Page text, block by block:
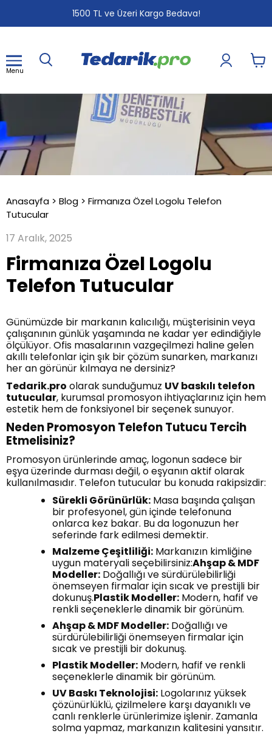
1500 TL ve Üzeri Kargo Bedava!
1 2
Menu
Anasayfa > Blog > Firmanıza Özel Logolu Telefon
Tutucular
17 Aralık, 2025
Firmanıza Özel Logolu
Telefon Tutucular
Günümüzde bir markanın kalıcılığı, müşterisinin veya
çalışanının günlük yaşamında ne kadar yer edindiğiyle
ölçülüyor. Ofis masalarının vazgeçilmezi haline gelen
akıllı telefonlar için şık bir çözüm sunarken, markanızı
her an görünür kılmaya ne dersiniz?
Tedarik.pro olarak sunduğumuz UV baskılı telefon
tutucular, kurumsal promosyon ihtiyaçlarınız için hem
estetik hem de fonksiyonel bir seçenek sunuyor.
Neden Promosyon Telefon Tutucu Tercih
Etmelisiniz?
Promosyon ürünlerinde amaç, logonun sadece bir
eşya üzerinde durması değil, o eşyanın aktif olarak
kullanılmasıdır. Telefon tutucular bu konuda rakipsizdir:
Sürekli Görünürlük: Masa başında çalışan
bir profesyonel, gün içinde telefonuna
onlarca kez bakar. Bu da logonuzun her
seferinde fark edilmesi demektir.
Malzeme Çeşitliliği: Markanızın kimliğine
uygun materyali seçebilirsiniz:Ahşap & MDF
Modeller: Doğallığı ve sürdürülebilirliği
önemseyen firmalar için sıcak ve prestijli bir
dokunuş.Plastik Modeller: Modern, hafif ve
renkli seçeneklerle dinamik bir görünüm.
Ahşap & MDF Modeller: Doğallığı ve
sürdürülebilirliği önemseyen firmalar için
sıcak ve prestijli bir dokunuş.
Plastik Modeller: Modern, hafif ve renkli
seçeneklerle dinamik bir görünüm.
UV Baskı Teknolojisi: Logolarınız yüksek
çözünürlüklü, çizilmelere karşı dayanıklı ve
canlı renklerle ürünlerimize işlenir. Zamanla
solma yapmaz, markanızın kalitesini yansıtır.